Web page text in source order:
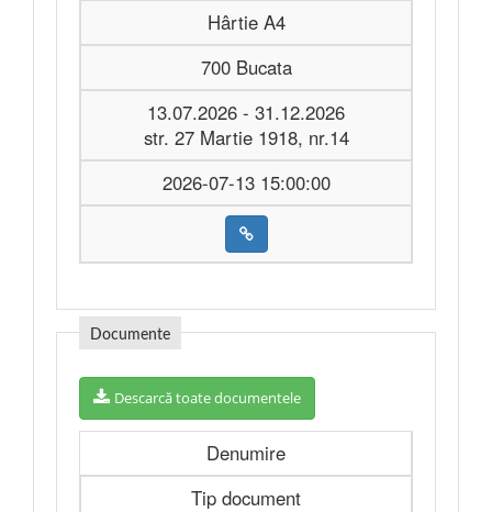
Hârtie A4
700 Bucata
13.07.2026 - 31.12.2026
str. 27 Martie 1918, nr.14
2026-07-13 15:00:00
Documente
Descarcă toate documentele
Denumire
Tip document